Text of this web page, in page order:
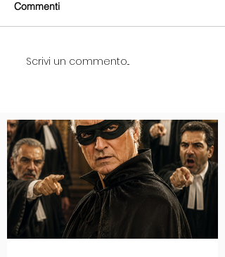
Commenti
Scrivi un commento...